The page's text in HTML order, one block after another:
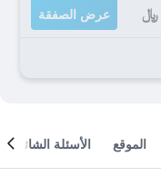
عرض الصفقة
الموقع الأسئلة الشائعة